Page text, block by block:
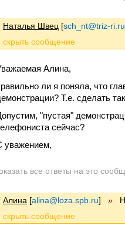
Наталья Швец [sch_nt@triz-ri.ru
Алина,
ли я поняла, что
Т.е. сделать
"пустая"
сейчас?
уважением,
все ответы на это
Алина [alina@loza.spb.ru] »